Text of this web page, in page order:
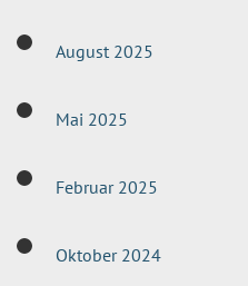
August 2025
Mai 2025
Februar 2025
Oktober 2024